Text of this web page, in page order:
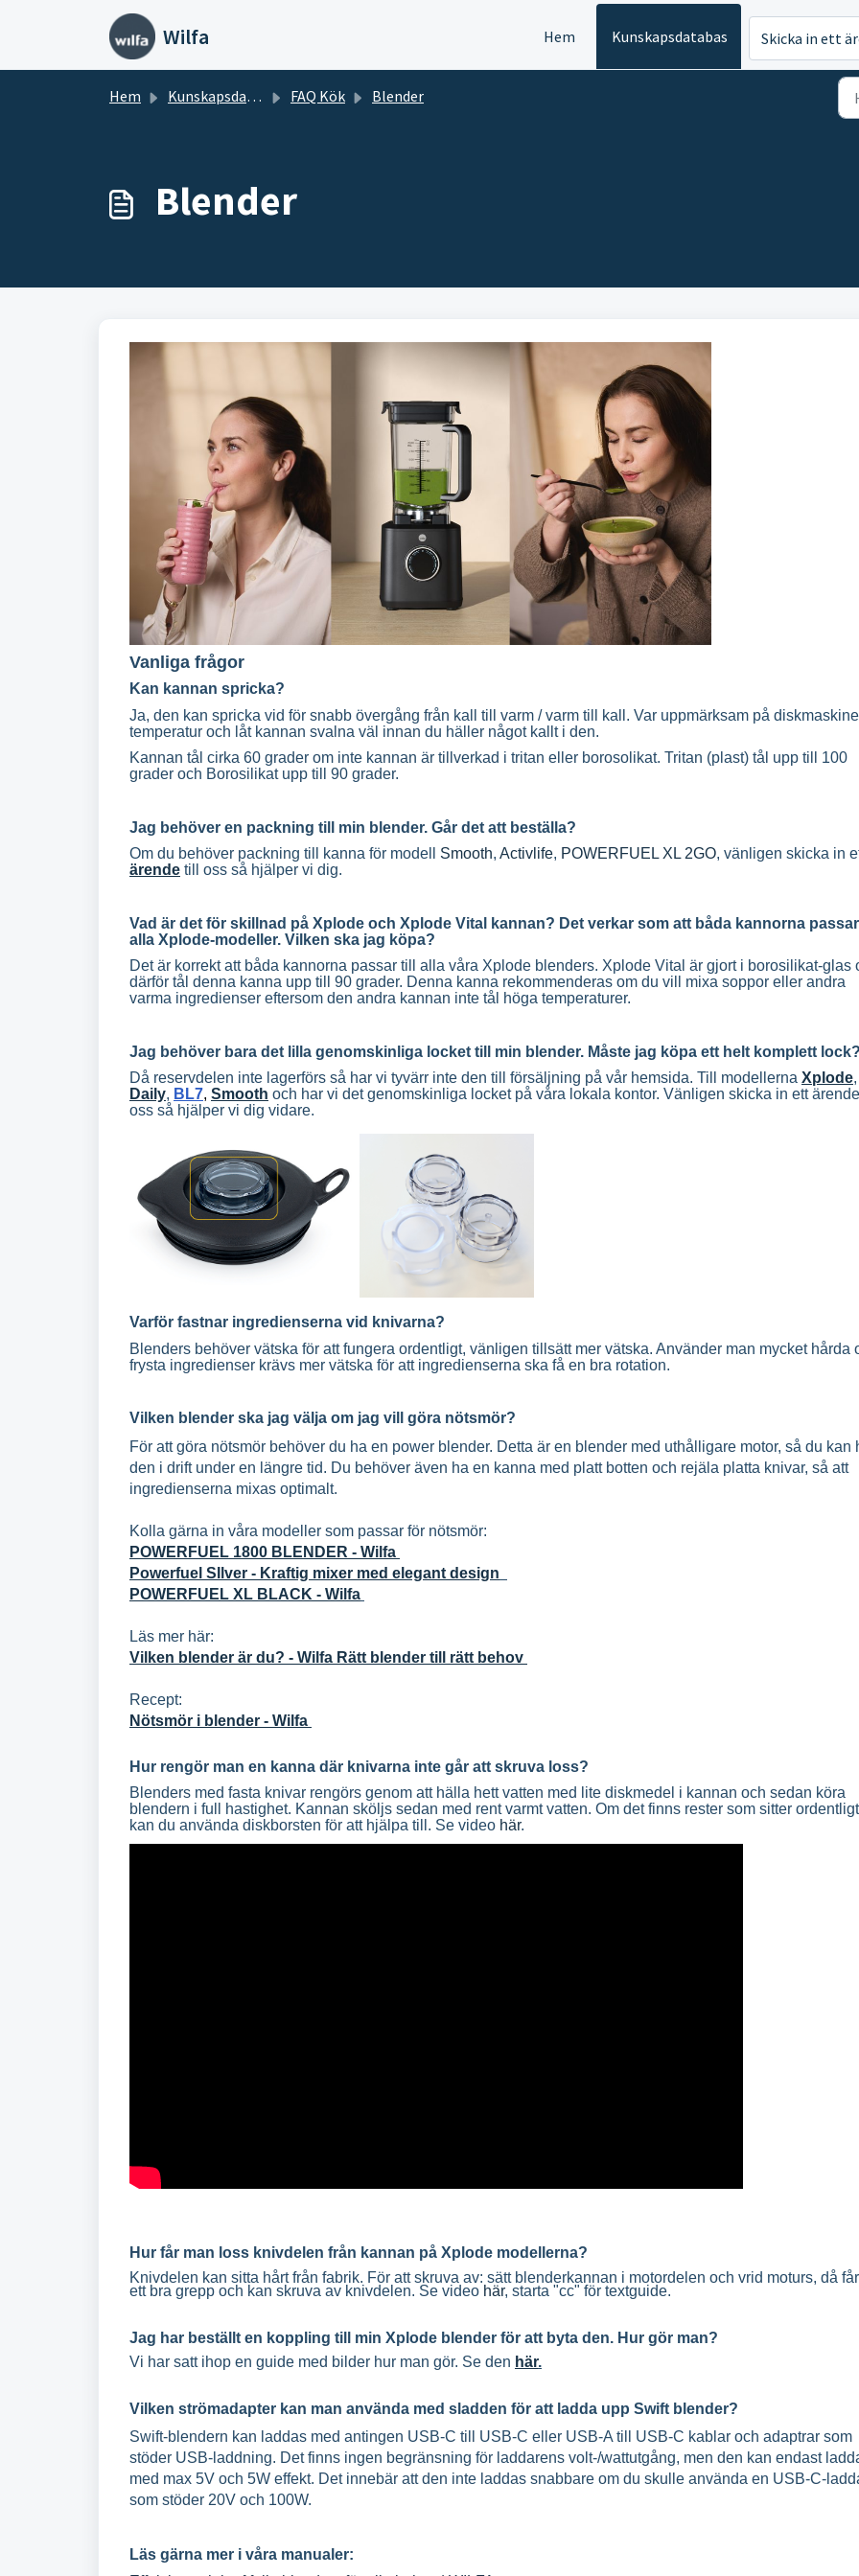
Hoppa över till huvudinnehåll
Wilfa Hem Kunskapsdatabas Skicka in ett
Hem Kunskapsdatabas FAQ Kök Blender
Blender
Vanliga frågor
Kan kannan spricka?
Ja, den kan spricka vid för snabb övergång från kall till varm / varm till kall. Var uppmärksam på
temperatur och låt kannan svalna väl innan du häller något kallt i den.
Kannan tål cirka 60 grader om inte kannan är tillverkad i tritan eller borosolikat. Tritan (plast) tål upp till 100
grader och Borosilikat upp till 90 grader.
Jag behöver en packning till min blender. Går det att beställa?
Om du behöver packning till kanna för modell Smooth, Activlife, POWERFUEL XL 2GO, vänligen skicka in
ärende till oss så hjälper vi dig.
Vad är det för skillnad på Xplode och Xplode Vital kannan? Det verkar som att båda kannorna passar
alla Xplode-modeller. Vilken ska jag köpa?
Det är korrekt att båda kannorna passar till alla våra Xplode blenders. Xplode Vital är gjort i borosilikat-glas
därför tål denna kanna upp till 90 grader. Denna kanna rekommenderas om du vill mixa soppor eller andra
varma ingredienser eftersom den andra kannan inte tål höga temperaturer.
Jag behöver bara det lilla genomskinliga locket till min blender. Måste jag köpa ett helt komplett lock?
Då reservdelen inte lagerförs så har vi tyvärr inte den till försäljning på vår hemsida. Till modellerna Xplode,
Daily, BL7, Smooth och har vi det genomskinliga locket på våra lokala kontor. Vänligen skicka in ett ärende
oss så hjälper vi dig vidare.
Varför fastnar ingredienserna vid knivarna?
Blenders behöver vätska för att fungera ordentligt, vänligen tillsätt mer vätska. Använder man mycket hårda
frysta ingredienser krävs mer vätska för att ingredienserna ska få en bra rotation.
Vilken blender ska jag välja om jag vill göra nötsmör?
För att göra nötsmör behöver du ha en power blender. Detta är en blender med uthålligare motor, så du kan
den i drift under en längre tid. Du behöver även ha en kanna med platt botten och rejäla platta knivar, så att
ingredienserna mixas optimalt.
Kolla gärna in våra modeller som passar för nötsmör:
POWERFUEL 1800 BLENDER - Wilfa
Powerfuel SIlver - Kraftig mixer med elegant design
POWERFUEL XL BLACK - Wilfa
Läs mer här:
Vilken blender är du? - Wilfa Rätt blender till rätt behov
Recept:
Nötsmör i blender - Wilfa
Hur rengör man en kanna där knivarna inte går att skruva loss?
Blenders med fasta knivar rengörs genom att hälla hett vatten med lite diskmedel i kannan och sedan köra
blendern i full hastighet. Kannan sköljs sedan med rent varmt vatten. Om det finns rester som sitter ordentligt
kan du använda diskborsten för att hjälpa till. Se video här.
Hur får man loss knivdelen från kannan på Xplode modellerna?
Knivdelen kan sitta hårt från fabrik. För att skruva av: sätt blenderkannan i motordelen och vrid moturs, då
ett bra grepp och kan skruva av knivdelen. Se video här, starta "cc" för textguide.
Jag har beställt en koppling till min Xplode blender för att byta den. Hur gör man?
Vi har satt ihop en guide med bilder hur man gör. Se den här.
Vilken strömadapter kan man använda med sladden för att ladda upp Swift blender?
Swift-blendern kan laddas med antingen USB-C till USB-C eller USB-A till USB-C kablar och adaptrar som
stöder USB-laddning. Det finns ingen begränsning för laddarens volt-/wattutgång, men den kan endast
med max 5V och 5W effekt. Det innebär att den inte laddas snabbare om du skulle använda en USB-C-
som stöder 20V och 100W.
Läs gärna mer i våra manualer: